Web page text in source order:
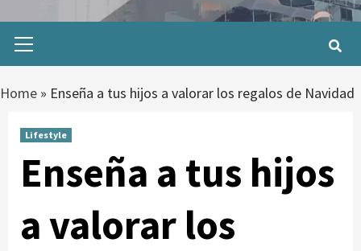
Menu
Home » Enseña a tus hijos a valorar los regalos de Navidad
Lifestyle
Enseña a tus hijos
a valorar los